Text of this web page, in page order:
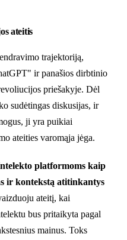
ateitis
trajektoriją,
ir panašios dirbtinio
priešakyje. Dėl
sudėtingas diskusijas, ir
ji yra puikiai
ateities varomąja jėga.
platformoms kaip
ir kontekstą atitinkantys
ateitį, kai
bus pritaikyta pagal
mainus. Toks